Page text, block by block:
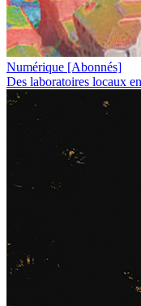
Numérique [Abonnés]
Des laboratoires locaux